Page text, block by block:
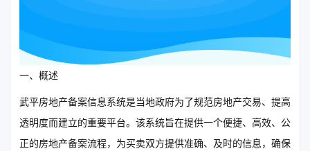
一、概述
武平房地产备案信息系统是当地政府为了规范房地产交易、提高
透明度而建立的重要平台。该系统旨在提供一个便捷、高效、公
正的房地产备案流程，为买卖双方提供准确、及时的信息，确保